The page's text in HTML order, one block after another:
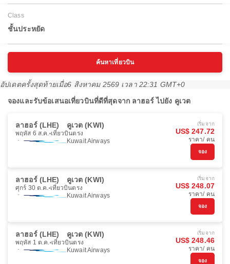
Class
ชั้นประหยัด
ค้นหาเที่ยวบิน
อัปเดตครั้งสุดท้ายเมื่อ6 สิงหาคม 2569 เวลา 22:31 GMT+0
จองและรับข้อเสนอเที่ยวบินที่ดีที่สุดจาก ลาฮอร์ ไปยัง คูเวต
ลาฮอร์ (LHE) คูเวต (KWI)
พฤหัส 6 ส.ค. เที่ยวบินตรง
Kuwait Airways
เริ่มจาก
US$ 247.72
ราคา/ คน
จอง
ลาฮอร์ (LHE) คูเวต (KWI)
ศุกร์ 30 ต.ค. เที่ยวบินตรง
Kuwait Airways
เริ่มจาก
US$ 248.07
ราคา/ คน
จอง
ลาฮอร์ (LHE) คูเวต (KWI)
พฤหัส 1 ต.ค. เที่ยวบินตรง
Kuwait Airways
เริ่มจาก
US$ 248.46
ราคา/ คน
จอง